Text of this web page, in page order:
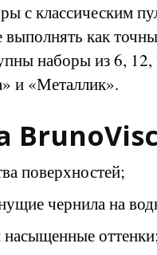
с классическим
как
наборы из 6,
и «Металлик».
поверхностей;
чернила на